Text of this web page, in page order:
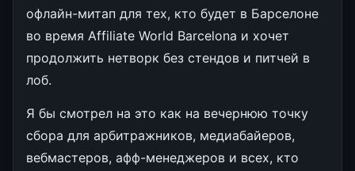
офлайн-митап для тех, кто будет в Барселоне
во время Affiliate World Barcelona и хочет
продолжить нетворк без стендов и питчей в
лоб.
Я бы смотрел на это как на вечернюю точку
сбора для арбитражников, медиабайеров,
вебмастеров, афф-менеджеров и всех, кто